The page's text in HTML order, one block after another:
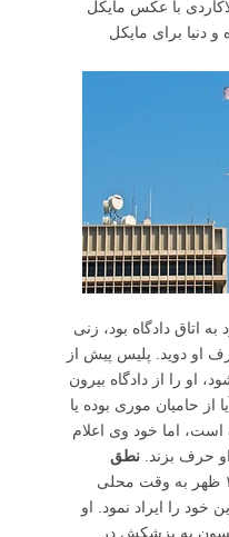
با عکس مایکل
دنیا برای مایکل
اتاق دادگاه بود، زنی
او دوید. پلیس پیش از
او را از دادگاه بیرون
حامیان موری بوده یا
اما خود وی اعلام
حرف بزند. نطق
در ساعت ۱۲:۲۳ ظهر به وقت محلی
خود را ایراد نمود. او
به پزشکش در